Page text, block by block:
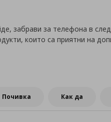
забрави за телефона в
които са приятни на
Почивка Как да